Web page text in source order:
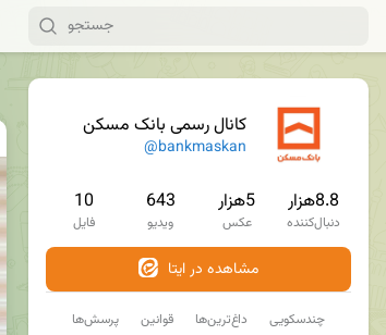
کانال رسمی بانک مسکن
@bankmaskan
8.8هزار
دنبال‌کننده
5هزار
عکس
643
ویدیو
10
فایل
مشاهده در ایتا
پرسش‌ها قوانین داغ‌ترین‌ها چندسکویی